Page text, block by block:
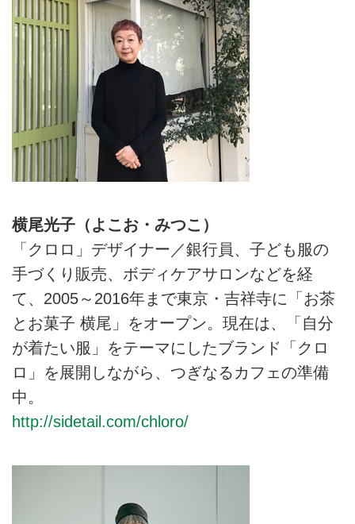
横尾光子（よこお・みつこ）
「クロロ」デザイナー／銀行員、子ども服の
手づくり販売、ボディケアサロンなどを経
て、2005～2016年まで東京・吉祥寺に「お茶
とお菓子 横尾」をオープン。現在は、「自分
が着たい服」をテーマにしたブランド「クロ
ロ」を展開しながら、つぎなるカフェの準備
中。
http://sidetail.com/chloro/